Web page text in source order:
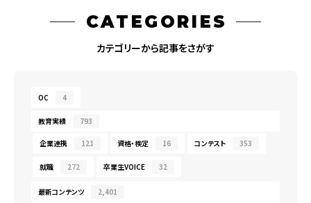
CATEGORIES
カテゴリーから記事をさがす
OC 4
教育実績 793
企業連携 121 資格・検定 16 コンテスト 353
就職 272 卒業生VOICE 32
最新コンテンツ 2,401